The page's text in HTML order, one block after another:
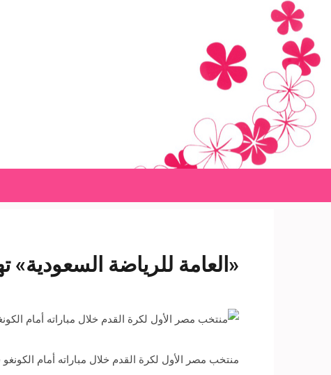
content
(Press
Enter)
«العامة للرياضة
منتخب مصر الأول لكرة القدم خلال مباراته أمام الكونغو في